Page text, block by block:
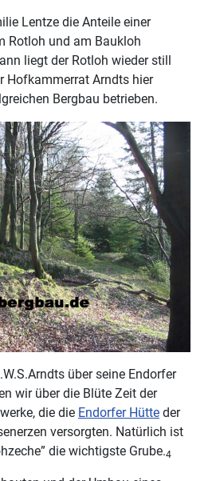
Lentze die Anteile einer
Rotloh und am Baukloh
liegt der Rotloh wieder still
Hofkammerrat Arndts hier
Bergbau betrieben.
über seine Endorfer
wir über die Blüte Zeit der
die die Endorfer Hütte der
versorgten. Natürlich ist
die wichtigste Grube.4